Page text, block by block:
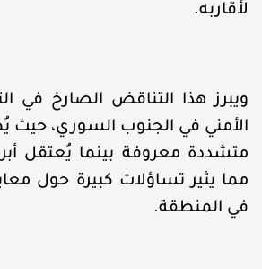
لأقاربه.
ويبرز هذا التناقض الصارخ في
الأمني في الجنوب السوري، حيث
متشددة معروفة بينما يُعتقل
مما يثير تساؤلات كبيرة حول
في المنطقة.